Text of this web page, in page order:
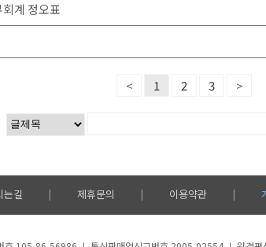
계 정오표
< 1 2 3 >
는길 | 제휴문의 | 이용약관 |